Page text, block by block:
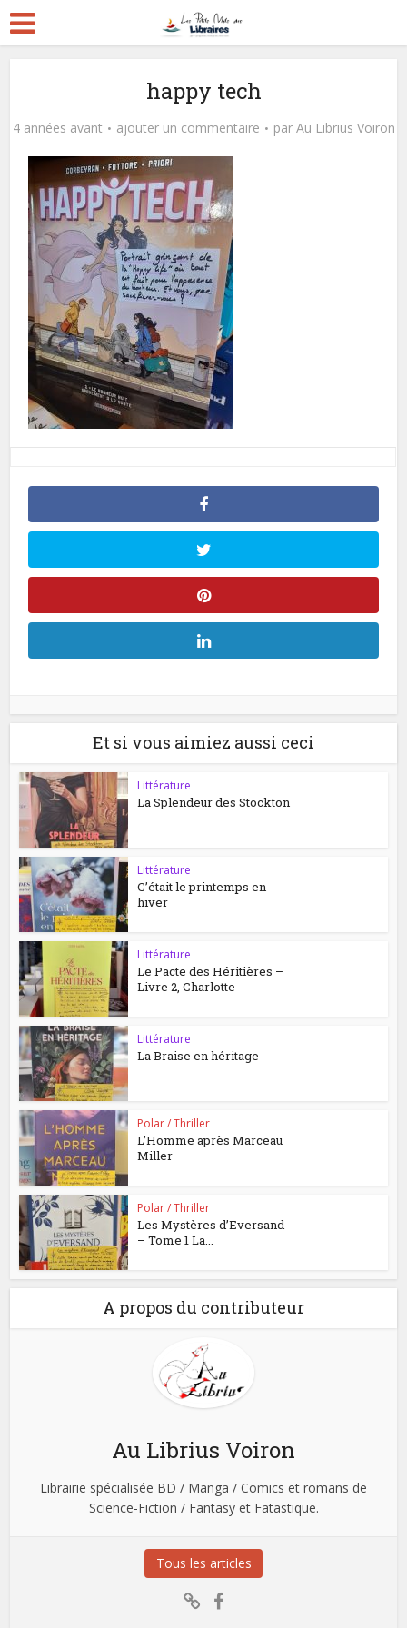
happy tech
4 années avant ajouter un commentaire par Au Librius Voiron
Et si vous aimiez aussi ceci
Littérature
La Splendeur des Stockton
Littérature
C’était le printemps en
hiver
Littérature
Le Pacte des Héritières –
Livre 2, Charlotte
Littérature
La Braise en héritage
Polar / Thriller
L’Homme après Marceau
Miller
Polar / Thriller
Les Mystères d’Eversand
– Tome 1 La...
A propos du contributeur
Au Librius Voiron
Librairie spécialisée BD / Manga / Comics et romans de
Science-Fiction / Fantasy et Fatastique.
Tous les articles